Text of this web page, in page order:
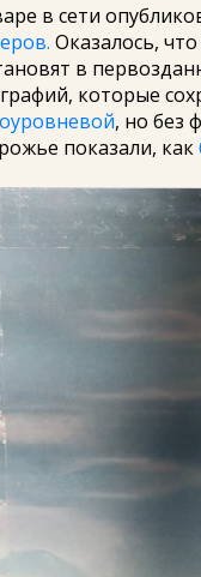
в сети
Оказалось,
в
которые
, но без
показали, как